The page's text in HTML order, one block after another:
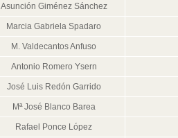
Asunción Giménez Sánchez
Marcia Gabriela Spadaro
M. Valdecantos Anfuso
Antonio Romero Ysern
José Luis Redón Garrido
Mª José Blanco Barea
Rafael Ponce López